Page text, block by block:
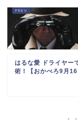
はるな愛 ドライヤー
術！【おかべろ9月16